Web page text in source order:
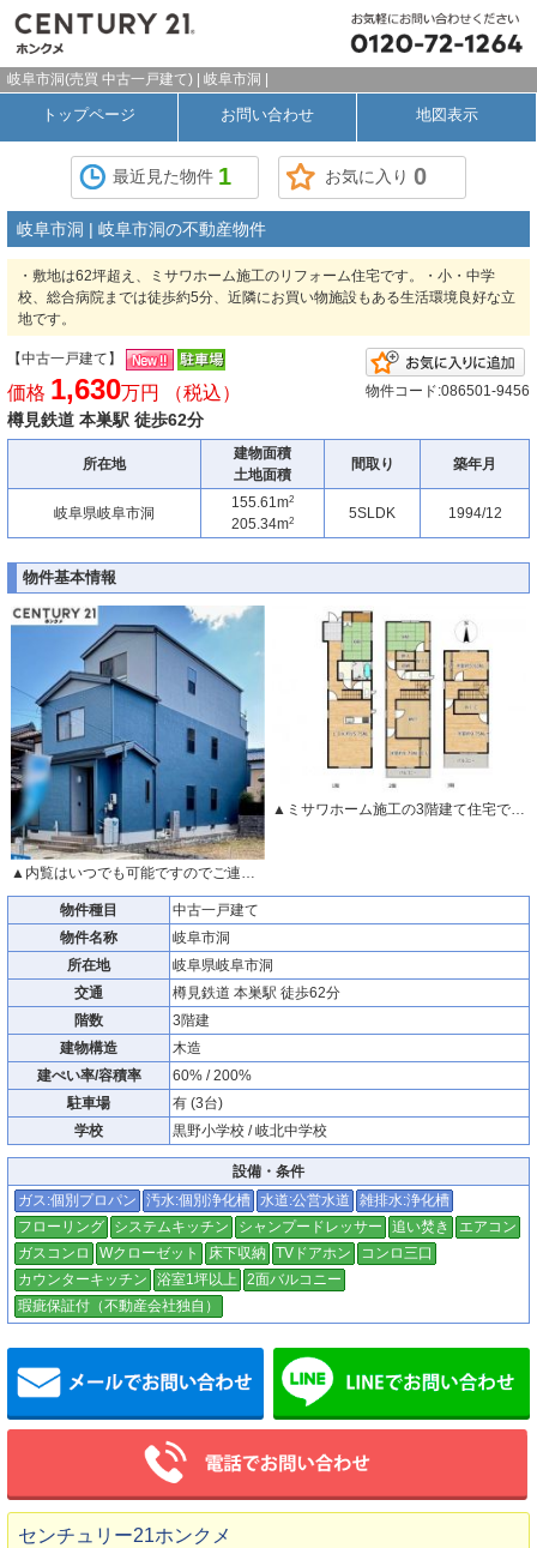
岐阜市洞(売買 中古一戸建て) | 岐阜市洞 |
トップページ お問い合わせ 地図表示
最近見た物件 1 お気に入り 0
岐阜市洞 | 岐阜市洞の不動産物件
・敷地は62坪超え、ミサワホーム施工のリフォーム住宅です。・小・中学
校、総合病院までは徒歩約5分、近隣にお買い物施設もある生活環境良好な立
地です。
【中古一戸建て】
価格 1,630万円 （税込）
樽見鉄道 本巣駅 徒歩62分
物件コード:086501-9456
所在地
建物面積
土地面積
間取り 築年月
岐阜県岐阜市洞
155.61m2
205.34m2 5SLDK 1994/12
物件基本情報
▲内覧はいつでも可能ですのでご連絡下さい。
▲ミサワホーム施工の3階建て住宅です。
物件種目
中古一戸建て
物件名称
岐阜市洞
所在地
岐阜県岐阜市洞
交通
樽見鉄道 本巣駅 徒歩62分
階数
3階建
建物構造
木造
建ぺい率/容積率
60% / 200%
駐車場
有 (3台)
学校
黒野小学校 / 岐北中学校
設備・条件
ガス:個別プロパン
汚水:個別浄化槽 水道:公営水道
雑排水:浄化槽
フローリング
システムキッチン シャンプードレッサー 追い焚き
エアコン
ガスコンロ
Wクローゼット 床下収納 TVドアホン
コンロ三口
カウンターキッチン
浴室1坪以上
2面バルコニー
瑕疵保証付（不動産会社独自）
メールでお問い合わせ
センチュリー21ホンクメ